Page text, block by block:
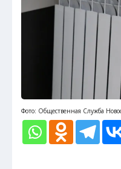
Фото: Общественная Служба